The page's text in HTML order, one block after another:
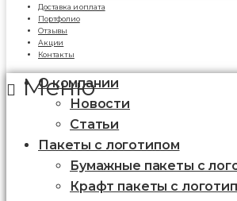
Доставка и оплата
Портфолио
Отзывы
Акции
Контакты
Меню
О компании
Новости
Статьи
Пакеты с логотипом
Бумажные пакеты с
Крафт пакеты с